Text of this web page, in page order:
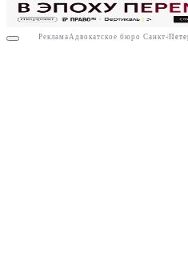
Реклама Адвокатское бюро Санкт-